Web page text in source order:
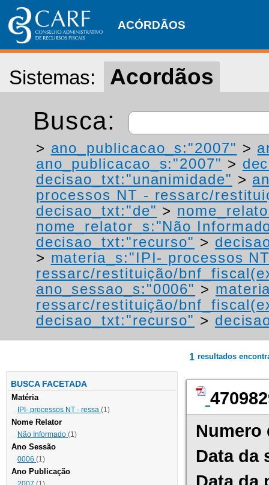
ACÓRDÃOS
Sistemas: Acordãos
Busca:
> ano_publicacao_s:"2007" >
ano_publicacao_s:"2007" >
decisao_txt:"unanimidade" >
processos NT - ressarc/
decisao_txt:"de" >
nome_relator_s:"Não
decisao_txt:"recurso" >
> materia_s:"IPI- processos
ressarc/restituição/
ano_sessao_s:"0006" >
ressarc/restituição/
decisao_txt:"recurso" >
BUSCA FACETADA
Matéria
IPI- processos NT - ressa (1)
Nome Relator
Não Informado (1)
Ano Sessão
0006 (1)
Ano Publicação
1 resultados
Numero
Data da